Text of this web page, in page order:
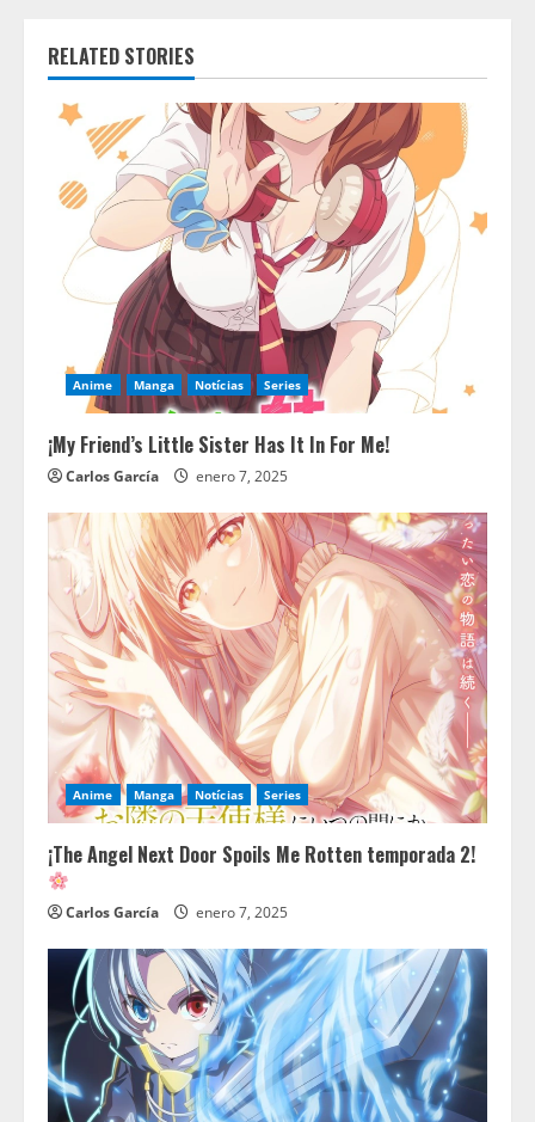
RELATED STORIES
Anime Manga Notícias Series
¡My Friend’s Little Sister Has It In For Me!
Carlos García enero 7, 2025
Anime Manga Notícias Series
¡The Angel Next Door Spoils Me Rotten temporada 2!
Carlos García enero 7, 2025